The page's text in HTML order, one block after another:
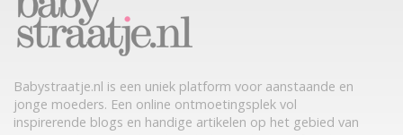
Babystraatje.nl is een uniek platform voor aanstaande en
jonge moeders. Een online ontmoetingsplek vol
inspirerende blogs en handige artikelen op het gebied van